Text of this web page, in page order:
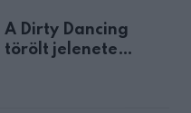
A Dirty Dancing
törölt jelenete